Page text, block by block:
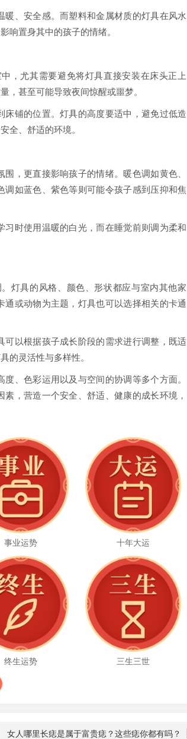
、安全感。而塑料和金属材质的灯具在风水
响置身其中的孩子的情绪。
，尤其需要避免将灯具直接安装在床头正上
，甚至可能导致夜间惊醒或噩梦。
铺的位置。灯具的高度要适中，避免过低造
全、舒适的环境。
，更直接影响孩子的情绪。暖色调如黄色、
如蓝色、紫色等则可能令孩子感到压抑和焦
时使用温暖的白光，而在睡觉前则调为柔和
灯具的风格、颜色、形状都应与室内其他家
或动物为主题，灯具也可以选择相关的卡通
以根据孩子成长阶段的需求进行调整，既适
的灵活性与多样性。
、色彩运用以及与空间的协调等多个方面。
，营造一个安全、舒适、健康的成长环境，
事业运势 十年大运
终生运势 三生三世
女人哪里长痣是属于富贵痣？这些痣你都有吗？